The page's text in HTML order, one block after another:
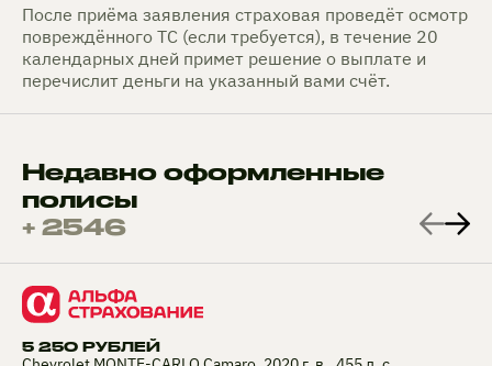
После приёма заявления страховая проведёт осмотр
повреждённого ТС (если требуется), в течение 20
календарных дней примет решение о выплате и
перечислит деньги на указанный вами счёт.
Недавно оформленные
полисы
+ 2546
5 250 РУБЛЕЙ